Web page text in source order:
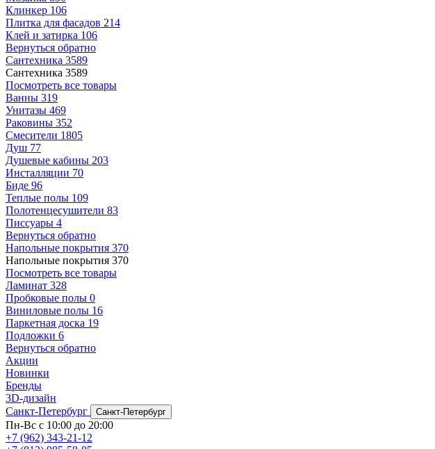
Клинкер 106
Плитка для фасадов 214
Клей и затирка 106
Вернуться обратно
Сантехника 3589
Сантехника 3589
Посмотреть все товары
Ванны 319
Унитазы 469
Раковины 352
Смесители 1805
Душ 77
Душевые кабины 203
Инсталляции 70
Биде 96
Теплые полы 109
Полотенцесушители 83
Писсуары 4
Вернуться обратно
Напольные покрытия 370
Напольные покрытия 370
Посмотреть все товары
Ламинат 328
Пробковые полы 0
Виниловые полы 16
Паркетная доска 19
Подложки 6
Вернуться обратно
Акции
Новинки
Бренды
3D-дизайн
Санкт-Петербург
Санкт-Петербург
Пн-Вс с 10:00 до 20:00
+7 (962) 343-21-12